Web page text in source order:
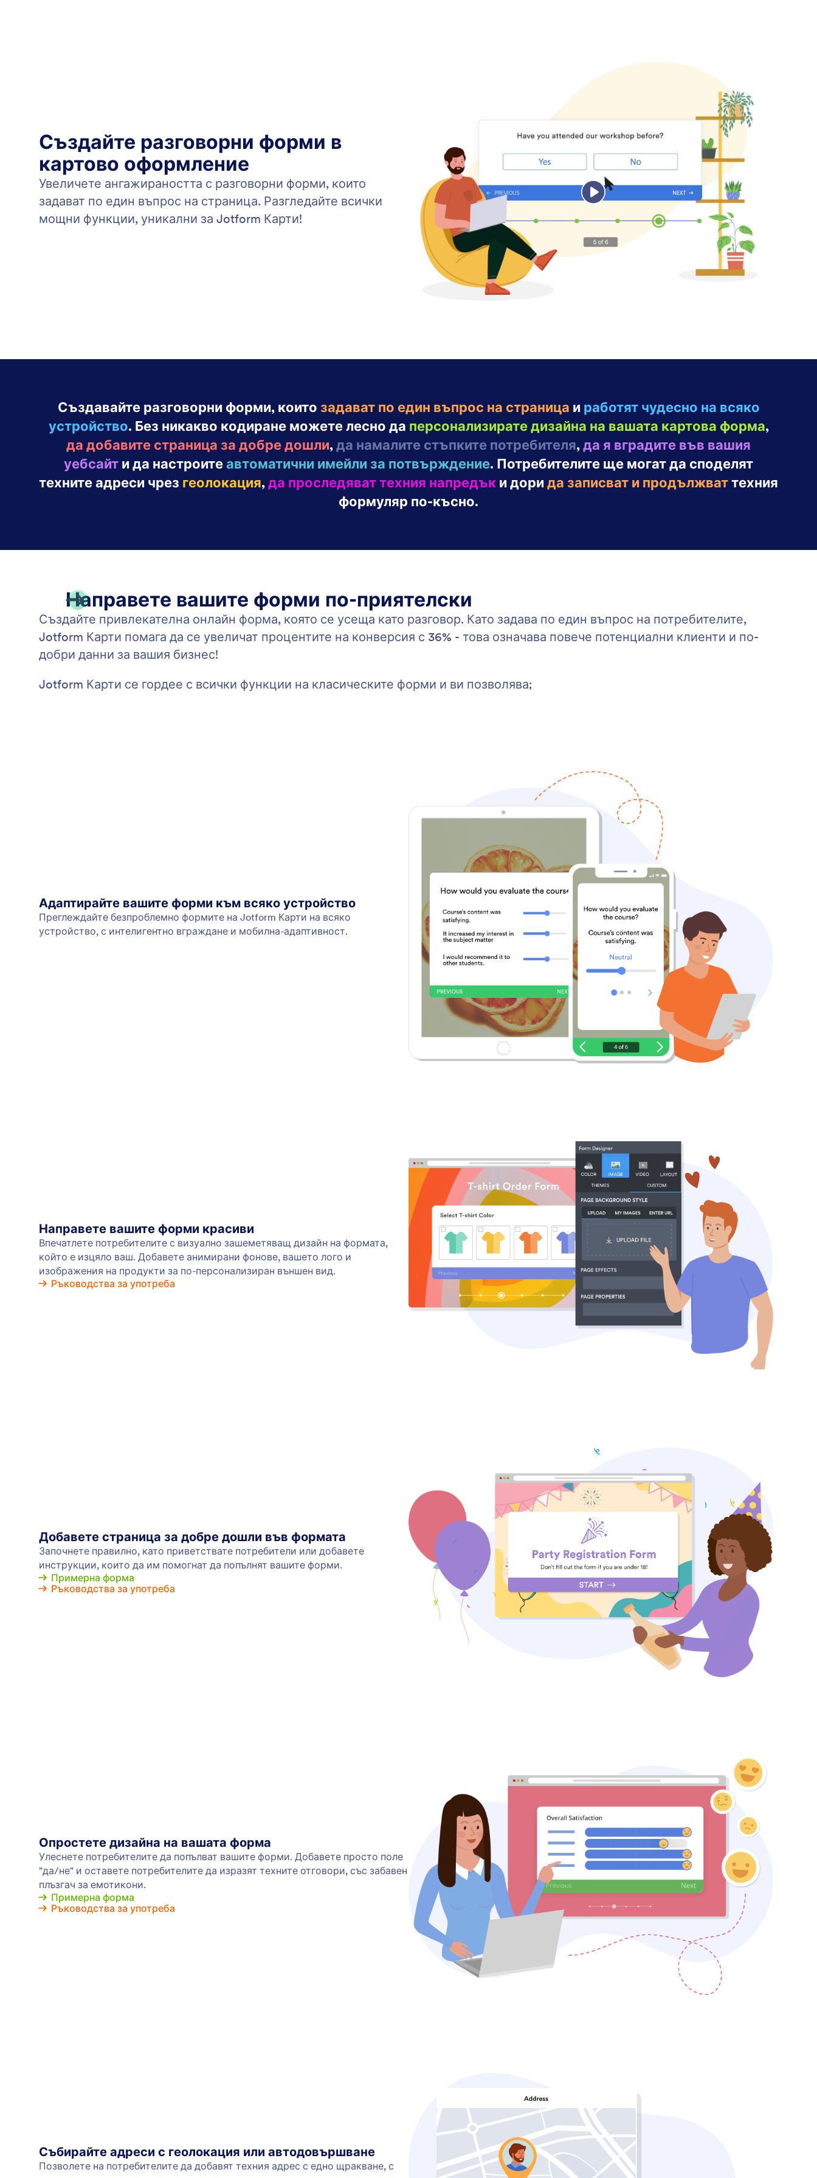
Създайте разговорни форми в
картово оформление
Увеличете ангажираността с разговорни форми, които
задават по един въпрос на страница. Разгледайте всички
мощни функции, уникални за Jotform Карти!
Създавайте разговорни форми, които задават по един въпрос на страница и работят чудесно на всяко
устройство. Без никакво кодиране можете лесно да персонализирате дизайна на вашата картова форма,
да добавите страница за добре дошли,да намалите стъпките потребителя,да я вградите във вашия
уебсайт и да настроитеавтоматични имейли за потвърждение. Потребителите ще могат да споделят
техните адреси чрез геолокация,да проследяват техния напредък и дорида записват и продължваттехния
формуляр по-късно.
Направете вашите форми по-приятелски
Създайте привлекателна онлайн форма, която се усеща като разговор. Като задава по един въпрос на потребителите,
Jotform Карти помага да се увеличат процентите на конверсия с 36% - това означава повече потенциални клиенти и по-
добри данни за вашия бизнес!
Jotform Карти се гордее с всички функции на класическите форми и ви позволява;
Адаптирайте вашите форми към всяко устройство
Преглеждайте безпроблемно формите на Jotform Карти на всяко
устройство, с интелигентно вграждане и мобилна-адаптивност.
Направете вашите форми красиви
Впечатлете потребителите с визуално зашеметяващ дизайн на формата,
който е изцяло ваш. Добавете анимирани фонове, вашето лого и
изображения на продукти за по-персонализиран външен вид.
Ръководства за употреба
Добавете страница за добре дошли във формата
Започнете правилно, като приветствате потребители или добавете
инструкции, които да им помогнат да попълнят вашите форми.
Примерна форма
Ръководства за употреба
Опростете дизайна на вашата форма
Улеснете потребителите да попълват вашите форми. Добавете просто поле
"да/не" и оставете потребителите да изразят техните отговори, със забавен
плъзгач за емотикони.
Примерна форма
Ръководства за употреба
Събирайте адреси с геолокация или автодовършване
Позволете на потребителите да добавят техния адрес с едно щракване, с